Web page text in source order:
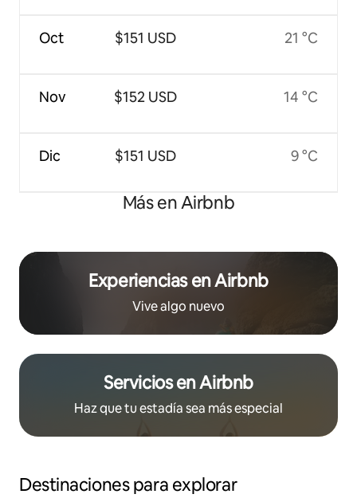
Oct
Nov
Dic
$151 USD
$152 USD
$151 USD
21 °C
14 °C
9 °C
Más en Airbnb
Experiencias en Airbnb
Vive algo nuevo
Servicios en Airbnb
Haz que tu estadía sea más especial
Destinaciones para explorar